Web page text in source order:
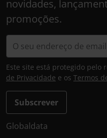
novidades,
promoções.
Subscrever
Este site está protegido pelo
de Privacidade e os Termos
Globaldata